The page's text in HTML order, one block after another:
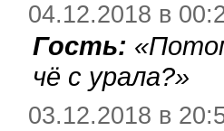
04.12.2018 в
Гость: «
чё с урала?»
03.12.2018 в